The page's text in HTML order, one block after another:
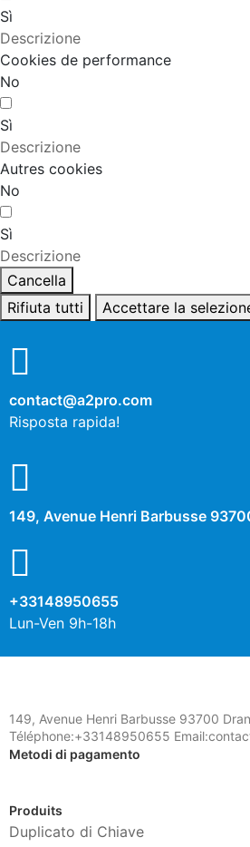
Sì
Descrizione
Cookies de performance
No
Sì
Descrizione
Autres cookies
No
Sì
Descrizione
Cancella
Rifiuta tutti
Accettare la
contact@a2pro.com
Risposta rapida!
149, Avenue Henri Barbusse
+33148950655
Lun-Ven 9h-18h
149, Avenue Henri Barbusse 93700
Téléphone:+33148950655
Metodi di pagamento
Produits
Duplicato di Chiave